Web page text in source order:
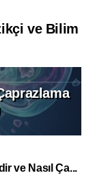
ve Bilim
ve Nasıl Ça...